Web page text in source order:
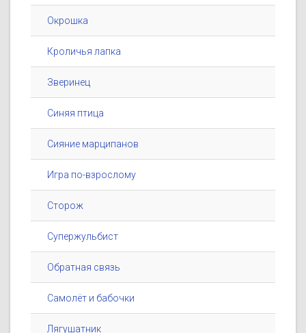
Окрошка
Кроличья лапка
Зверинец
Синяя птица
Сияние марципанов
Игра по-взрослому
Сторож
Супержульбист
Обратная связь
Самолёт и бабочки
Лягушатник